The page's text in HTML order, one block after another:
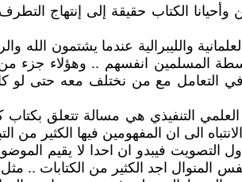
الكتاب حقيقة إلى إنتهاج التطرف
والليبرالية عندما يشتمون الله
المسلمين انفسهم .. وهؤلاء جزء
في التعامل مع من نختلف معه حتى
التنفيذي هي مسالة تتعلق
الى ان المفهومين فيها الكثير من
فيبدو ان احدا لا يقيم
ابيض يا اسود) وعلى نفس المنوال اجد الكثير من